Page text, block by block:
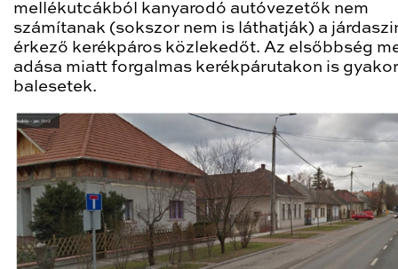
mellékutcákból kanyarodó autóvezetők nem
számítanak (sokszor nem is láthatják) a
érkező kerékpáros közlekedőt. Az elsőbbség
adása miatt forgalmas kerékpárutakon is
balesetek.